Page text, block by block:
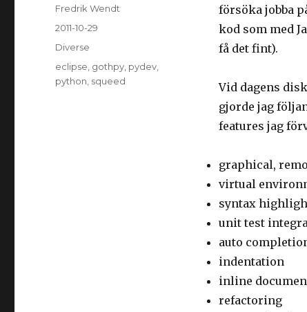
försöka jobba
kod som med
få det fint).
Vid dagens
gjorde jag
features jag
graphical,
virtual
syntax
unit test
auto
indentation
inline
refactoring
Author
Fredrik Wendt
Posted
on
2011-10-29
Categories
Diverse
Tags
eclipse gothpy pydev
python squeed